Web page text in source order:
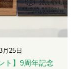
月25日
ト】9周年記念